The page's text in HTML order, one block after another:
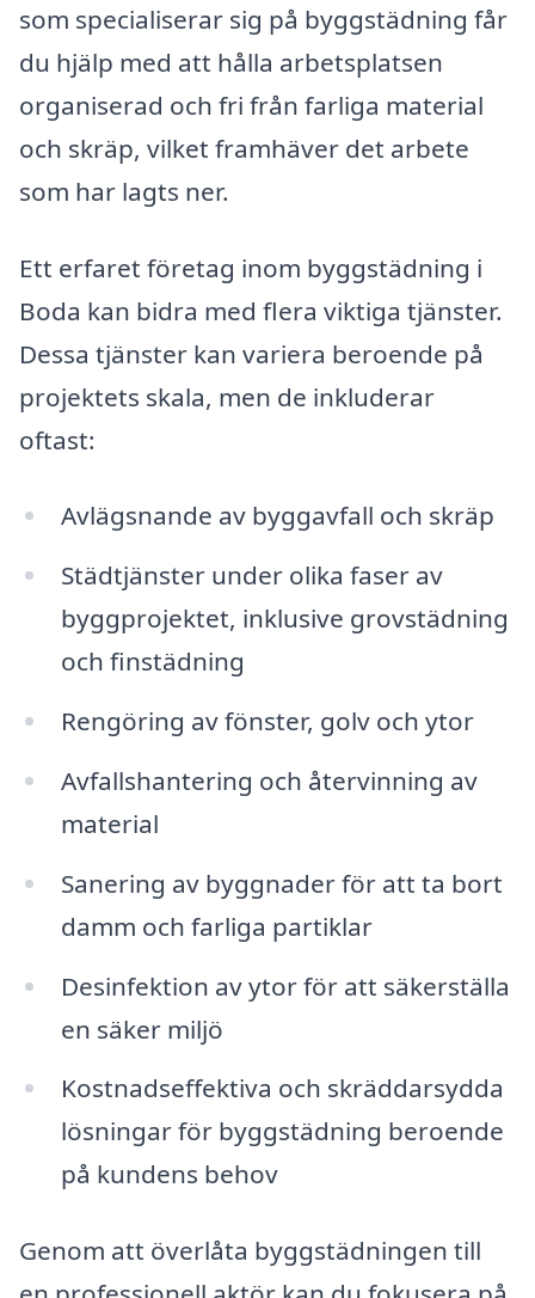
som specialiserar sig på byggstädning får
du hjälp med att hålla arbetsplatsen
organiserad och fri från farliga material
och skräp, vilket framhäver det arbete
som har lagts ner.
Ett erfaret företag inom byggstädning i
Boda kan bidra med flera viktiga tjänster.
Dessa tjänster kan variera beroende på
projektets skala, men de inkluderar
oftast:
Avlägsnande av byggavfall och skräp
Städtjänster under olika faser av
byggprojektet, inklusive grovstädning
och finstädning
Rengöring av fönster, golv och ytor
Avfallshantering och återvinning av
material
Sanering av byggnader för att ta bort
damm och farliga partiklar
Desinfektion av ytor för att säkerställa
en säker miljö
Kostnadseffektiva och skräddarsydda
lösningar för byggstädning beroende
på kundens behov
Genom att överlåta byggstädningen till